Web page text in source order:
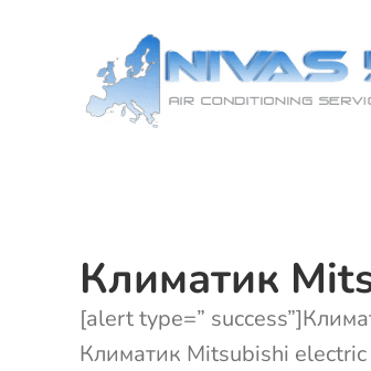
Климатик
[alert type=”
Климатик Mitsubishi electric